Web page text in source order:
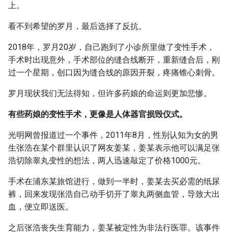
上。
看不到希望的罗月，最后选择了反抗。
2018年，罗月20岁，自己跑到了小诊所里做了变性手术，
手术时出现意外，手术部位的缝合线断开，重新缝合后，刚
过一个星期，创口因为缝合线的原因开裂，疼痛锥心刺骨。
罗月现状我们无法得知，但许多药娘的命运则更加悲惨。
有些药娘的变性手术，更像是人体器官损毁仪式。
光明网曾报道过一个事件，2011年8月，性别认知为女的男
生张浩在某个群里认识了网友姜某，姜某表示他可以满足张
浩切除睾丸变性的想法，两人迅速敲定了价格1000元。
手术在浦东某旅馆进行，做到一半时，姜某去买必需的纸尿
裤，回来发现张浩自己动手切开了睾丸两侧血管，导致大出
血，便立即送医。
之后张浩丧失生育能力，姜某被定性为非法行医罪。该事件